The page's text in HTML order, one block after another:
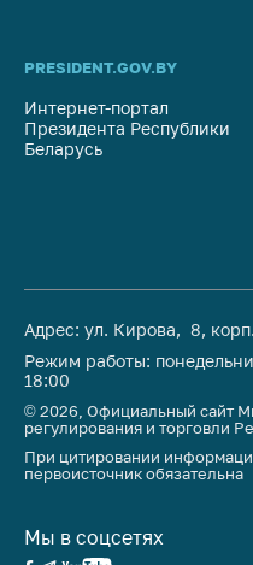
регулирования и
политики
PRESIDENT.GOV.BY
Интернет-портал
Президента Республики
Беларусь
Адрес: ул. Кирова, 8,
Режим работы:
18:00
© 2026, Официальный сайт
регулирования и торговли
При цитировании
первоисточник обязательна
Мы в соцсетях